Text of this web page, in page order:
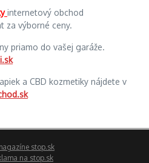
internetový obchod
za výborné ceny.
priamo do vašej garáže.
a CBD kozmetiky nájdete v
stop.sk
na stop.sk